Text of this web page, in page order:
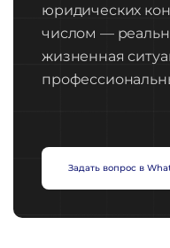
юридических
числом —
жизненная
Задать вопрос в Wha